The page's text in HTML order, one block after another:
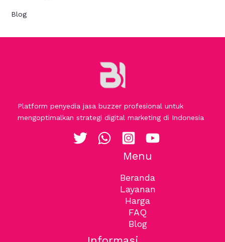
Blog
Platform penyedia jasa buzzer profesional untuk
mengoptimalkan strategi digital marketing di Indonesia
Menu
Beranda
Layanan
Harga
FAQ
Blog